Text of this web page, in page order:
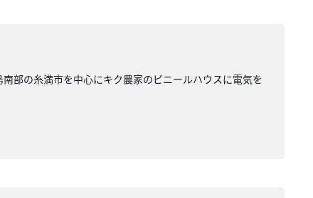
部の糸満市を中心にキク農家のビニールハウスに電気を